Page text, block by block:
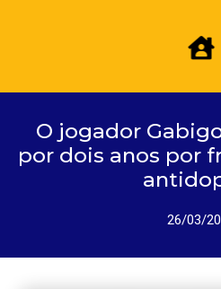
O jogador
por dois anos por
26/03/